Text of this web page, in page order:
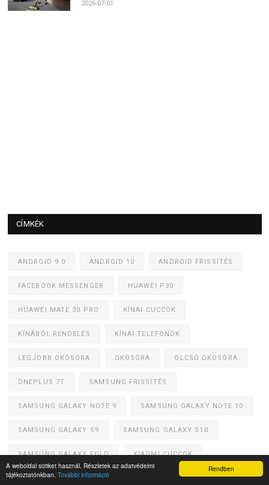
Rendben
A weboldal sütiket használ. Részletek az adatvédelmi
tájékoztatónkban. További információ
2026-07-01
CÍMKÉK
ANDROID 9.0 ANDROID 10 ANDROID FRISSÍTÉS
FACEBOOK MESSENGER HUAWEI P30
HUAWEI MATE 30 PRO KÍNAI CUCCOK
KÍNÁBÓL RENDELÉS KÍNAI TELEFONOK
LEGJOBB OKOSÓRA OKOSÓRA OLCSÓ OKOSÓRA
ONEPLUS 7T SAMSUNG FRISSÍTÉS
SAMSUNG GALAXY NOTE 9 SAMSUNG GALAXY NOTE 10
SAMSUNG GALAXY S9 SAMSUNG GALAXY S10
SAMSUNG GALAXY FOLD XIAOMI CUCCOK
XIAOMI HÍREK XIAOMI MI NOTE 10